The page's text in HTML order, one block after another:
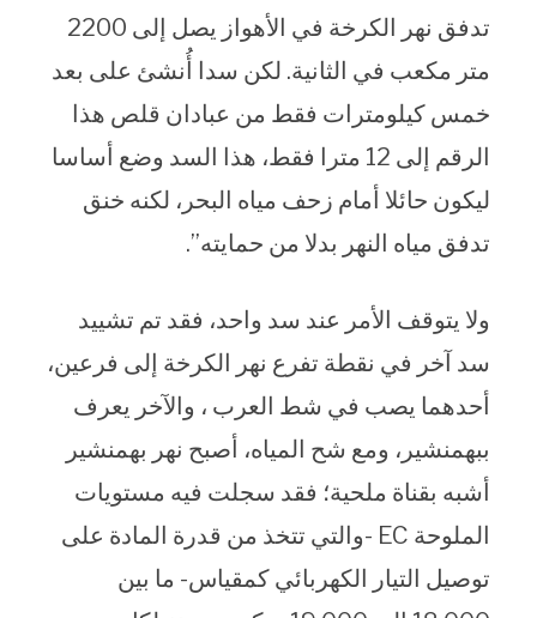
تدفق نهر الكرخة في الأهواز يصل إلى 2200
متر مكعب في الثانية. لكن سدا أُنشئ على بعد
خمس كيلومترات فقط من عبادان قلص هذا
الرقم إلى 12 مترا فقط، هذا السد وضع أساسا
ليكون حائلا أمام زحف مياه البحر، لكنه خنق
تدفق مياه النهر بدلا من حمايته”.
ولا يتوقف الأمر عند سد واحد، فقد تم تشييد
سد آخر في نقطة تفرع نهر الكرخة إلى فرعين،
أحدهما يصب في شط العرب ، والآخر يعرف
ببهمنشير، ومع شح المياه، أصبح نهر بهمنشير
أشبه بقناة ملحية؛ فقد سجلت فيه مستويات
الملوحة EC -والتي تتخذ من قدرة المادة على
توصيل التيار الكهربائي كمقياس- ما بين